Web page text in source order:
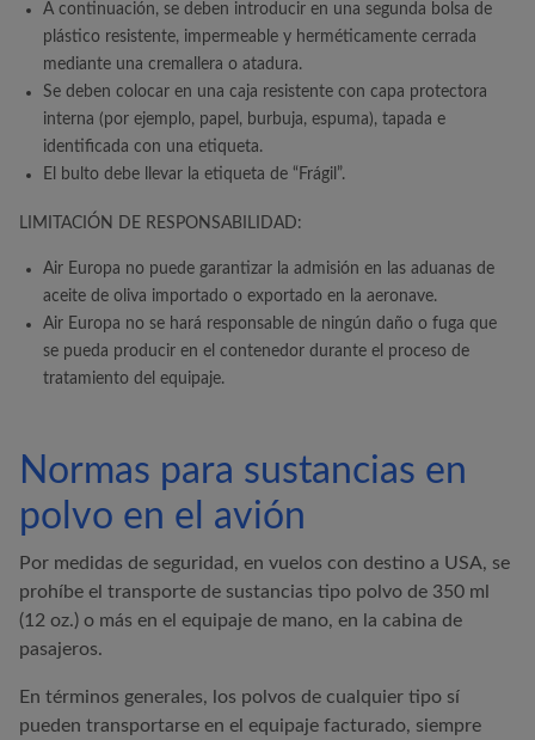
A continuación, se deben introducir en una segunda bolsa de
plástico resistente, impermeable y herméticamente cerrada
mediante una cremallera o atadura.
Se deben colocar en una caja resistente con capa protectora
interna (por ejemplo, papel, burbuja, espuma), tapada e
identificada con una etiqueta.
El bulto debe llevar la etiqueta de “Frágil”.
LIMITACIÓN DE RESPONSABILIDAD:
Air Europa no puede garantizar la admisión en las aduanas de
aceite de oliva importado o exportado en la aeronave.
Air Europa no se hará responsable de ningún daño o fuga que
se pueda producir en el contenedor durante el proceso de
tratamiento del equipaje.
Normas para sustancias en
polvo en el avión
Por medidas de seguridad, en vuelos con destino a USA, se
prohíbe el transporte de sustancias tipo polvo de 350 ml
(12 oz.) o más en el equipaje de mano, en la cabina de
pasajeros.
En términos generales, los polvos de cualquier tipo sí
pueden transportarse en el equipaje facturado, siempre